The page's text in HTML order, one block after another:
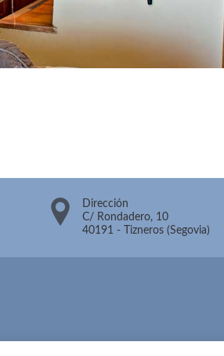
Dirección
C/ Rondadero, 10
40191 - Tizneros (Segovia)